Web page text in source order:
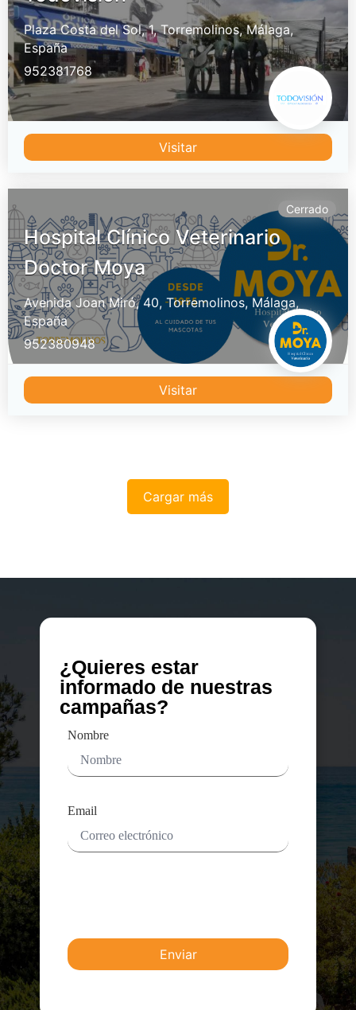
Plaza Costa del Sol, 1,Torremolinos,Málaga,
España
952381768
Visitar
Cerrado
Hospital Clínico Veterinario
Doctor Moya
Avenida Joan Miró, 40, Torremolinos,Málaga,
España
952380948
Visitar
Cargar más
¿Quieres estar
informado de nuestras
campañas?
Nombre
Email